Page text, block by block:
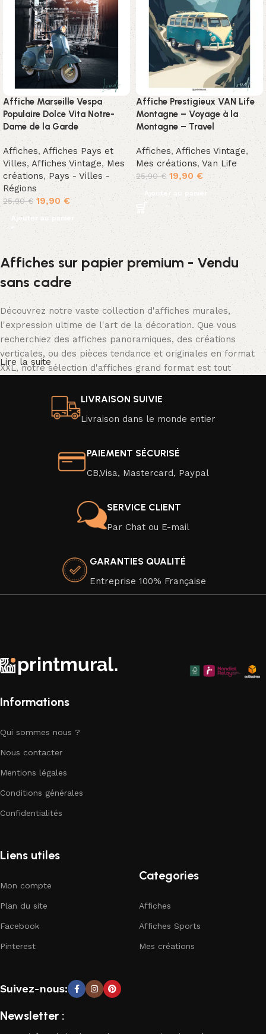
Affiche Marseille Vespa
Populaire Dolce Vita Notre-
Dame de la Garde
Affiches, Affiches Pays et
Villes, Affiches Vintage, Mes
créations,Pays - Villes -
Régions
25,90€ 19,90 €
Ajouter au panier
Affiche Prestigieux VAN Life
Montagne – Voyage à la
Montagne – Travel
Affiches, Affiches Vintage,
Mes créations,Van Life
25,90€ 19,90 €
Ajouter au panier
Affiches sur papier premium - Vendu
sans cadre
Découvrez notre vaste collection d'affiches murales,
l'expression ultime de l'art de la décoration. Que vous
recherchiez des affiches panoramiques, des créations
verticales, ou des pièces tendance et originales en format
XXL, notre sélection d'affiches grand format est tout
Nos affiches se déclinent dans une palette de couleurs
vibrantes ou en noir et blanc classique, avec une résolution
réalisme saisissant. Transformez facilement l'ambiance de
votre intérieur en un clin d'œil en optant pour une nouvelle
affiche moderne ou une affiche au design captivant.
Veuillez noter que nos affiches sont vendues sans cadre,
mais elles sont soigneusement emballées pour une livraison
l'environnement, car nous attachons une grande importance
à la durabilité de nos produits.
parfaite pour compléter votre décor.
Lire la suite
LIVRAISON SUIVIE
Livraison dans le monde entier
PAIEMENT SÉCURISÉ
CB,Visa, Mastercard, Paypal
SERVICE CLIENT
Par Chat ou E-mail
GARANTIES QUALITÉ
Entreprise 100% Française
Informations
Qui sommes nous ?
Nous contacter
Mentions légales
Conditions générales
Confidentialités
Liens utiles
Mon compte
Plan du site
Facebook
Pinterest
Categories
Affiches
Affiches Sports
Mes créations
Suivez-nous:
Newsletter :